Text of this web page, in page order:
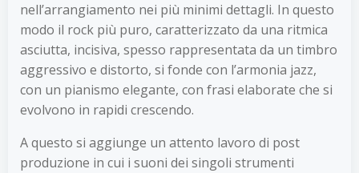
nell’arrangiamento nei più minimi dettagli. In questo
modo il rock più puro, caratterizzato da una ritmica
asciutta, incisiva, spesso rappresentata da un timbro
aggressivo e distorto, si fonde con l’armonia jazz,
con un pianismo elegante, con frasi elaborate che si
evolvono in rapidi crescendo.
A questo si aggiunge un attento lavoro di post
produzione in cui i suoni dei singoli strumenti